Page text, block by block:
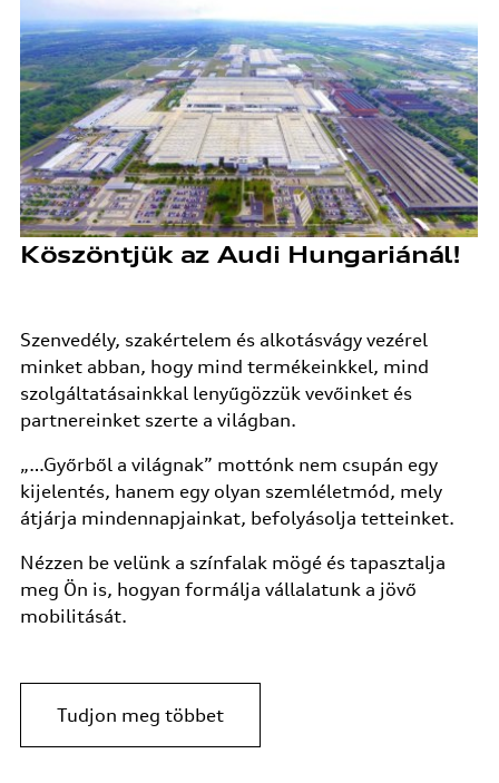
Köszöntjük az Audi Hungariánál!
Szenvedély, szakértelem és alkotásvágy vezérel
minket abban, hogy mind termékeinkkel, mind
szolgáltatásainkkal lenyűgözzük vevőinket és
partnereinket szerte a világban.
„…Győrből a világnak” mottónk nem csupán egy
kijelentés, hanem egy olyan szemléletmód, mely
átjárja mindennapjainkat, befolyásolja tetteinket.
Nézzen be velünk a színfalak mögé és tapasztalja
meg Ön is, hogyan formálja vállalatunk a jövő
mobilitását.
Tudjon meg többet